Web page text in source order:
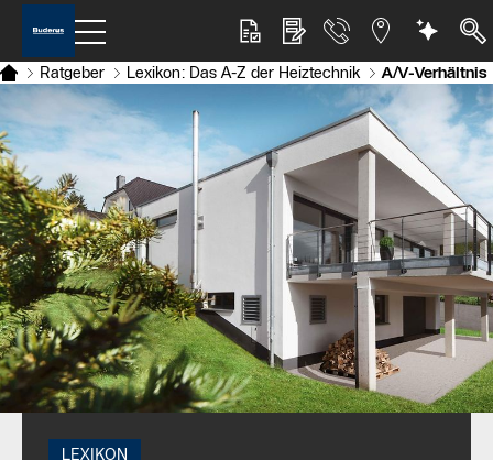
Ratgeber Lexikon: Das A-Z der Heiztechnik A/V-Verhältnis
LEXIKON